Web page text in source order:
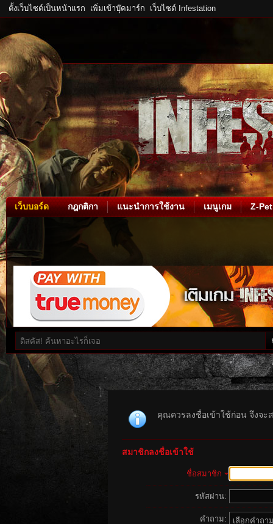
ตั้งเว็บไซต์เป็นหน้าแรก เพิ่มเข้าบุ๊คมาร์ก เว็บไซต์ Infestation
เว็บบอร์ด กฎกติกา แนะนำการใช้งาน เมนูเกม Z-Pet
คุณควรลงชื่อเข้าใช้ก่อน จึงจะ
สมาชิกลงชื่อเข้าใช้
ชื่อสมาชิก
รหัสผ่าน:
คำถาม: